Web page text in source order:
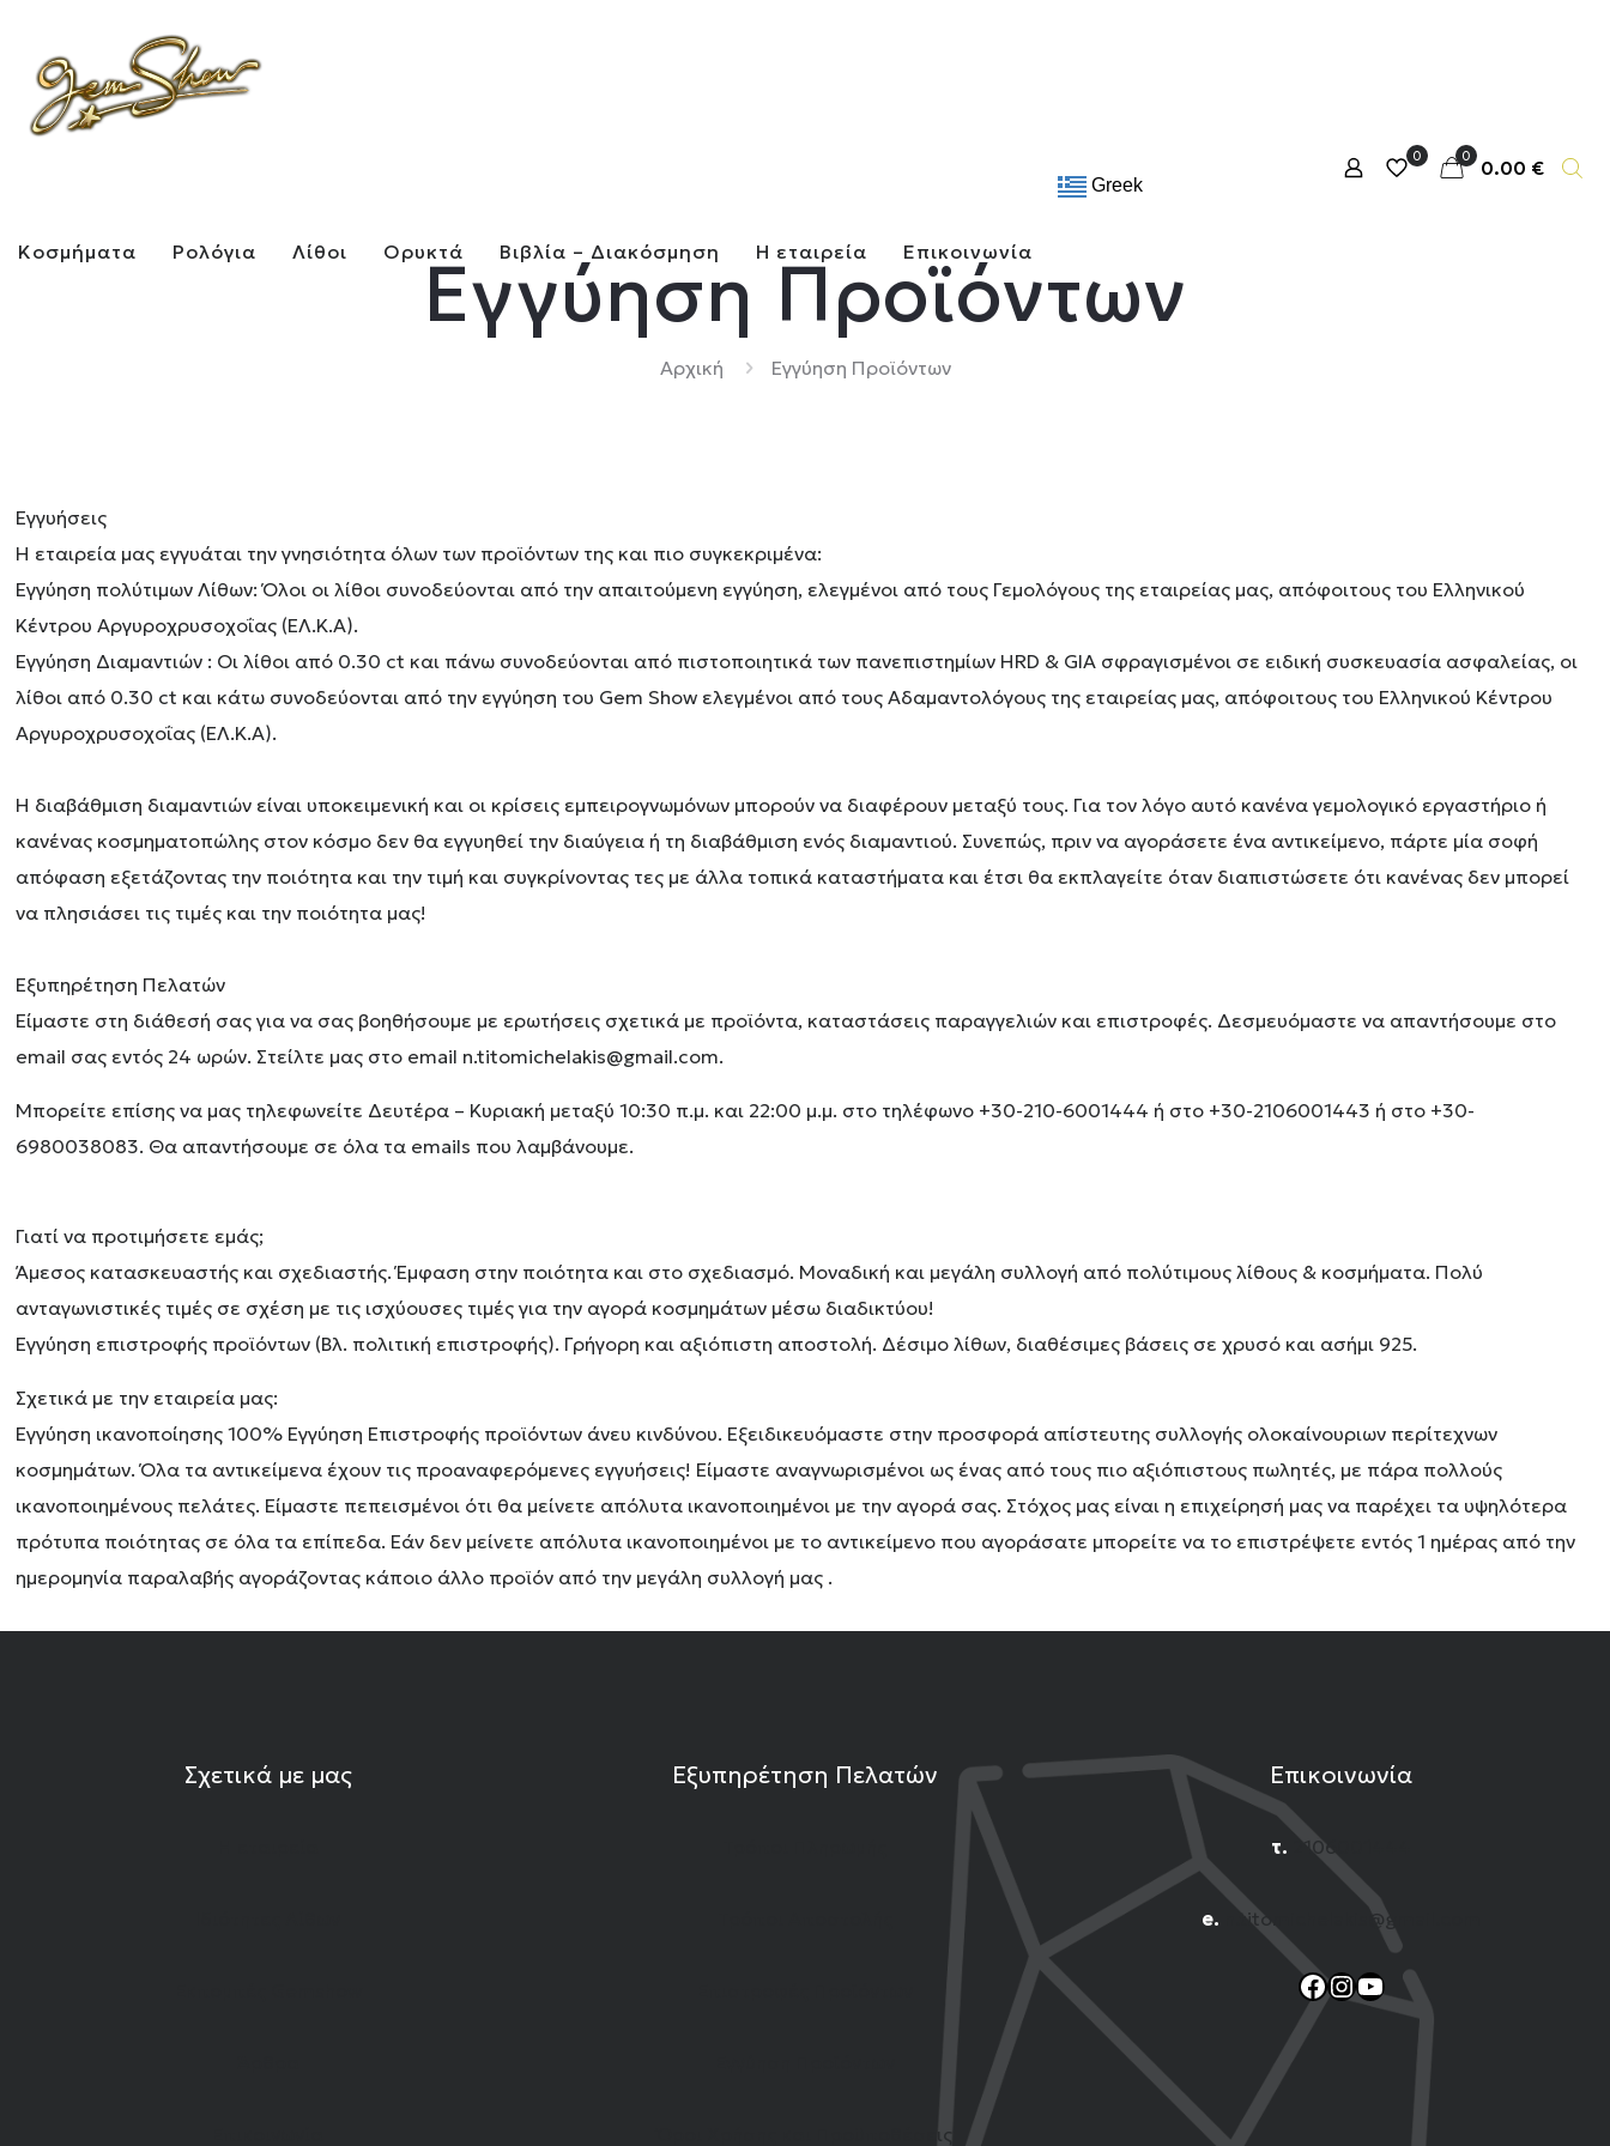
Κοσμήματα Ρολόγια Λίθοι Ορυκτά Βιβλία – Διακόσμηση Η εταιρεία Επικοινωνία
Greek
0 0 0.00 €
Εγγύηση Προϊόντων
Αρχική Εγγύηση Προϊόντων
Εγγυήσεις
Η εταιρεία μας εγγυάται την γνησιότητα όλων των προϊόντων της και πιο συγκεκριμένα:
Εγγύηση πολύτιμων Λίθων: Όλοι οι λίθοι συνοδεύονται από την απαιτούμενη εγγύηση, ελεγμένοι από τους Γεμολόγους της εταιρείας μας, απόφοιτους του Ελληνικού
Κέντρου Αργυροχρυσοχοΐας (ΕΛ.Κ.Α).
Εγγύηση Διαμαντιών : Οι λίθοι από 0.30 ct και πάνω συνοδεύονται από πιστοποιητικά των πανεπιστημίων HRD & GIA σφραγισμένοι σε ειδική συσκευασία ασφαλείας, οι
λίθοι από 0.30 ct και κάτω συνοδεύονται από την εγγύηση του Gem Show ελεγμένοι από τους Αδαμαντολόγους της εταιρείας μας, απόφοιτους του Ελληνικού Κέντρου
Αργυροχρυσοχοΐας (ΕΛ.Κ.Α).
Η διαβάθμιση διαμαντιών είναι υποκειμενική και οι κρίσεις εμπειρογνωμόνων μπορούν να διαφέρουν μεταξύ τους. Για τον λόγο αυτό κανένα γεμολογικό εργαστήριο ή
κανένας κοσμηματοπώλης στον κόσμο δεν θα εγγυηθεί την διαύγεια ή τη διαβάθμιση ενός διαμαντιού. Συνεπώς, πριν να αγοράσετε ένα αντικείμενο, πάρτε μία σοφή
απόφαση εξετάζοντας την ποιότητα και την τιμή και συγκρίνοντας τες με άλλα τοπικά καταστήματα και έτσι θα εκπλαγείτε όταν διαπιστώσετε ότι κανένας δεν μπορεί
να πλησιάσει τις τιμές και την ποιότητα μας!
Εξυπηρέτηση Πελατών
Είμαστε στη διάθεσή σας για να σας βοηθήσουμε με ερωτήσεις σχετικά με προϊόντα, καταστάσεις παραγγελιών και επιστροφές. Δεσμευόμαστε να απαντήσουμε στο
email σας εντός 24 ωρών. Στείλτε μας στο email n.titomichelakis@gmail.com.
Μπορείτε επίσης να μας τηλεφωνείτε Δευτέρα – Κυριακή μεταξύ 10:30 π.μ. και 22:00 μ.μ. στο τηλέφωνο +30-210-6001444 ή στο +30-2106001443 ή στο +30-
6980038083. Θα απαντήσουμε σε όλα τα emails που λαμβάνουμε.
Γιατί να προτιμήσετε εμάς;
Άμεσος κατασκευαστής και σχεδιαστής. Έμφαση στην ποιότητα και στο σχεδιασμό. Μοναδική και μεγάλη συλλογή από πολύτιμους λίθους & κοσμήματα. Πολύ
ανταγωνιστικές τιμές σε σχέση με τις ισχύουσες τιμές για την αγορά κοσμημάτων μέσω διαδικτύου!
Εγγύηση επιστροφής προϊόντων (Βλ. πολιτική επιστροφής). Γρήγορη και αξιόπιστη αποστολή. Δέσιμο λίθων, διαθέσιμες βάσεις σε χρυσό και ασήμι 925.
Σχετικά με την εταιρεία μας:
Εγγύηση ικανοποίησης 100% Εγγύηση Επιστροφής προϊόντων άνευ κινδύνου. Εξειδικευόμαστε στην προσφορά απίστευτης συλλογής ολοκαίνουριων περίτεχνων
κοσμημάτων. Όλα τα αντικείμενα έχουν τις προαναφερόμενες εγγυήσεις! Είμαστε αναγνωρισμένοι ως ένας από τους πιο αξιόπιστους πωλητές, με πάρα πολλούς
ικανοποιημένους πελάτες. Είμαστε πεπεισμένοι ότι θα μείνετε απόλυτα ικανοποιημένοι με την αγορά σας. Στόχος μας είναι η επιχείρησή μας να παρέχει τα υψηλότερα
πρότυπα ποιότητας σε όλα τα επίπεδα. Εάν δεν μείνετε απόλυτα ικανοποιημένοι με το αντικείμενο που αγοράσατε μπορείτε να το επιστρέψετε εντός 1 ημέρας από την
ημερομηνία παραλαβής αγοράζοντας κάποιο άλλο προϊόν από την μεγάλη συλλογή μας .
Σχετικά με μας Εξυπηρέτηση Πελατών
Όροι Χρήσης και Προϋποθέσεις
Επικοινωνία
τ. 2106001444
e. n.titomichelakis@gmail.com
Facebook
Instagram
YouTube